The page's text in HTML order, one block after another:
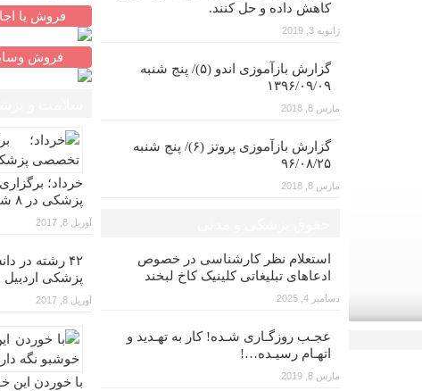
کاهش داده و حل کنند.
ژانویه 3, 2019
گزارش بازآموزی اندو (۵)/ پنج شنبه
۱۳۹۶/۰۹/۰۹
مارس 8, 2018
گزارش بازآموزی پروتز (۶)/ پنج شنبه
۹۶/۰۸/۲۵
مارس 8, 2018
استعلام نظر کارشناسی در خصوص
ادعاهای تبلیغاتی کلینیک کاخ لبخند
دسامبر 4, 2025
عجـب روزگـاری شـده! کار به تهـدید و
اتهـام رسیـده…!
مارس 8, 2019
فروش یا
فروش
خرداد؛
پزشکی در ۸ شهر
آوریل 8, 2017
۴۲ رشته در
پزشکی اردبیل
آوریل 8, 2017
با خوردن این